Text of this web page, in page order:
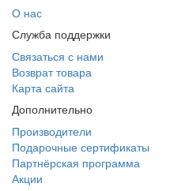
О нас
Служба поддержки
Связаться с нами
Возврат товара
Карта сайта
Дополнительно
Производители
Подарочные сертификаты
Партнёрская программа
Акции